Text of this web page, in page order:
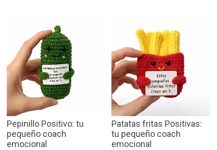
Pepinillo Positivo: tu
pequeño coach
emocional
Patatas fritas Positivas:
tu pequeño coach
emocional